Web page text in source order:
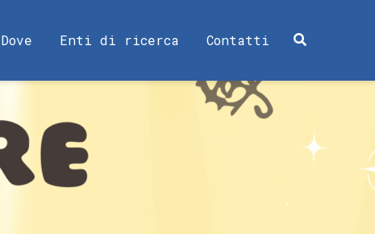
Dove Enti di ricerca Contatti